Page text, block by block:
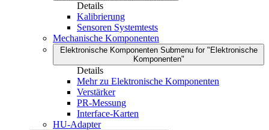
Details
Kalibrierung
Sensoren Systemtests
Mechanische Komponenten
Elektronische Komponenten Submenu for "Elektronische
Komponenten"
Details
Mehr zu Elektronische Komponenten
Verstärker
PR-Messung
Interface-Karten
HU-Adapter